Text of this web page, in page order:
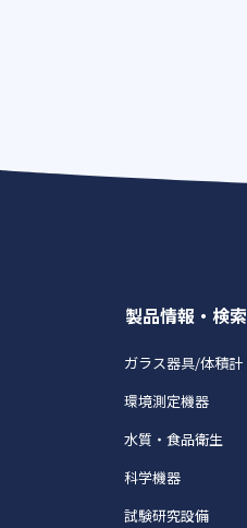
製品情報・検索
ガラス器具/体積計
環境測定機器
水質・食品衛生
科学機器
試験研究設備